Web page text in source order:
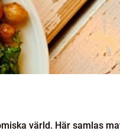
värld. Här samlas